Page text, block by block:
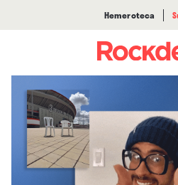
Hemeroteca